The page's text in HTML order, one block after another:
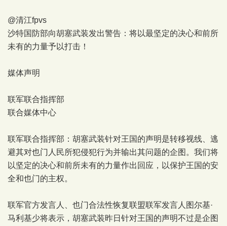
@清江fpvs
沙特国防部向胡塞武装发出警告：将以最坚定的决心和前所
未有的力量予以打击！
媒体声明
联军联合指挥部
联合媒体中心
联军联合指挥部：胡塞武装针对王国的声明是转移视线、逃
避其对也门人民所犯侵犯行为并输出其问题的企图。我们将
以坚定的决心和前所未有的力量作出回应，以保护王国的安
全和也门的主权。
联军官方发言人、也门合法性恢复联盟联军发言人图尔基·
马利基少将表示，胡塞武装昨日针对王国的声明不过是企图